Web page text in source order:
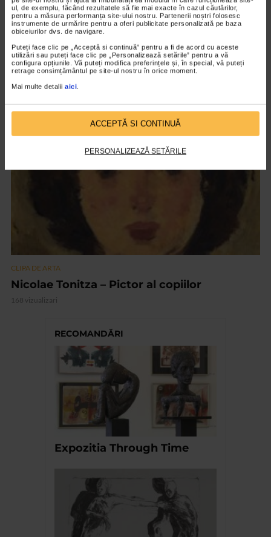
ul, de exemplu, făcând rezultatele să fie mai exacte în cazul căutărilor,
pentru a măsura performanța site-ului nostru. Partenerii noștri folosesc
instrumente de urmărire pentru a oferi publicitate personalizată pe baza
obiceiurilor dvs. de navigare.
Puteți face clic pe „Acceptă si continuă” pentru a fi de acord cu aceste
utilizări sau puteți face clic pe „Personalizează setările” pentru a vă
configura opțiunile. Vă puteți modifica preferințele și, în special, vă puteți
retrage consimțământul pe site-ul nostru în orice moment.
Mai multe detalii aici
ACCEPTĂ SI CONTINUĂ
PERSONALIZEAZĂ SETĂRILE
CLIPA DE ARTA
ARTS and ARTISTS. Floriama Cândea –
„Invisible Garden #2”
CLIPA DE ARTA
Nicolae Tonitza – Pictor al copiilor
168 vizualizari
RECOMANDĂRI
Expozitia Through Time